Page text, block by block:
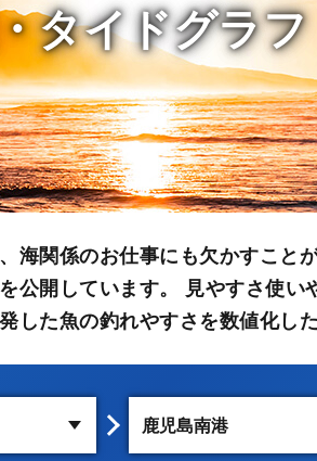
タイドグラフ
海関係のお仕事にも欠かすこと
公開しています。 見やすさ使い
した魚の釣れやすさを数値化し